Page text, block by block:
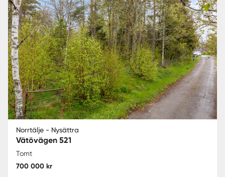
Norrtälje - Nysättra
Vätövägen 521
Tomt
700 000 kr